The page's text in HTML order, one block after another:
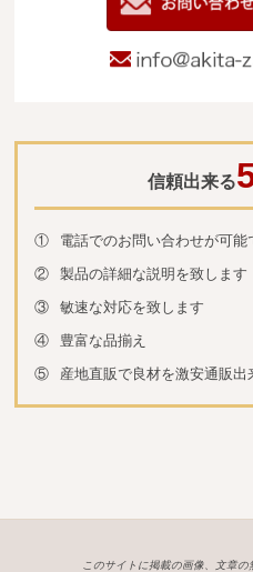
信頼出来る
①
電話でのお問い合わせが可能
②
製品の詳細な説明を致します
③
敏速な対応を致します
④
豊富な品揃え
⑤
産地直販で良材を激安通販出
このサイトに掲載の画像、文章